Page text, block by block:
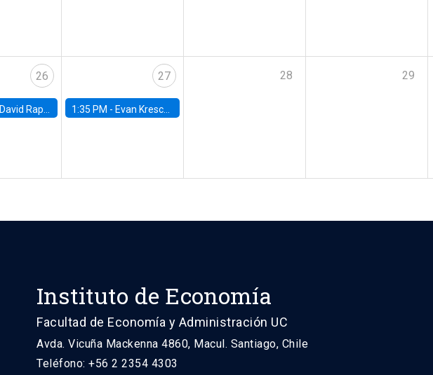
26
David Rappoport, FED Board
27
1:35 PM - Evan Kresch, Oberlin College
28 29
Instituto de Economía
Facultad de Economía y Administración UC
Avda. Vicuña Mackenna 4860, Macul. Santiago, Chile
Teléfono: +56 2 2354 4303